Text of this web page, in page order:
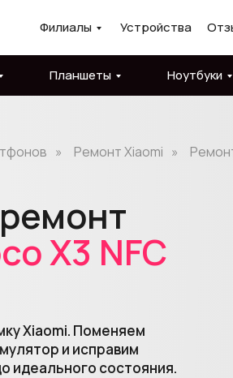
Планшеты Ноутбуки
Устройства
Филиалы
» Ремонт Xiaomi »
X3 NFC
Xiaomi. Поменяем
и исправим
идеального состояния.